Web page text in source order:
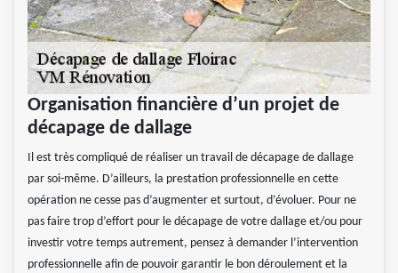
Organisation financière d’un projet de
décapage de dallage
Il est très compliqué de réaliser un travail de décapage de dallage
par soi-même. D’ailleurs, la prestation professionnelle en cette
opération ne cesse pas d’augmenter et surtout, d’évoluer. Pour ne
pas faire trop d’effort pour le décapage de votre dallage et/ou pour
investir votre temps autrement, pensez à demander l’intervention
professionnelle afin de pouvoir garantir le bon déroulement et la